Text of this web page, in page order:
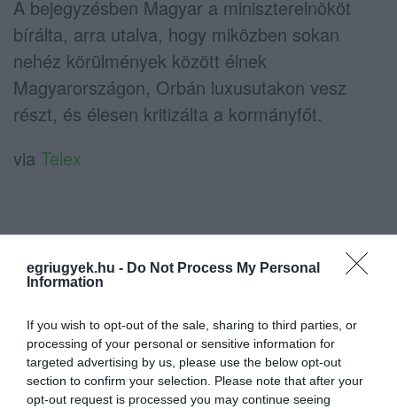
egriugyek.hu - Do Not Process My Personal
Information
If you wish to opt-out of the sale, sharing to third parties, or
processing of your personal or sensitive information for
targeted advertising by us, please use the below opt-out
section to confirm your selection. Please note that after your
opt-out request is processed you may continue seeing
A bejegyzésben Magyar a miniszterelnököt
bírálta, arra utalva, hogy miközben sokan
nehéz körülmények között élnek
Magyarországon, Orbán luxusutakon vesz
részt, és élesen kritizálta a kormányfőt.
via Telex
Ne maradjon le a legfrissebb hírekről, kövessen
bennünket az EGRI ÜGYEK Google Hírek oldalán!
VISSZA A FŐOLDALRA